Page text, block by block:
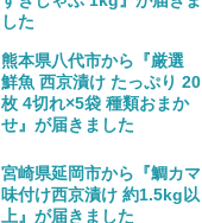
した
熊本県八代市から『厳選
鮮魚 西京漬け たっぷり 20
枚 4切れ×5袋 種類おまか
せ』が届きました
宮崎県延岡市から『鯛カマ
味付け西京漬け 約1.5kg以
上』が届きました